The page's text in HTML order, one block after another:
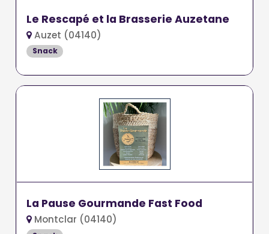
Le Rescapé et la Brasserie Auzetane
Auzet (04140)
Snack
La Pause Gourmande Fast Food
Montclar (04140)